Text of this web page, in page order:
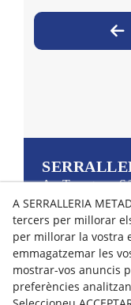
Av. Tarragona,
31 42 25
Avís Legal
Política Cookies
Política de
A SERRALLERIA
tercers per millorar
per millorar la vostra
emmagatzemar les
mostrar-vos anuncis
preferències